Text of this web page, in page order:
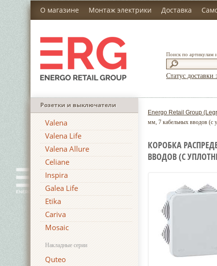
О магазине Монтаж электрики Доставка
Поиск по артикулам
Статус доставки
Розетки и выключатели
Valena
Valena Life
Valena Allure
Celiane
Inspira
Galea Life
Etika
Cariva
Mosaic
Накладные серии
Quteo
Energo Retail Group
мм, 7 кабельных вводов (с
КОРОБКА
ВВОДОВ (С